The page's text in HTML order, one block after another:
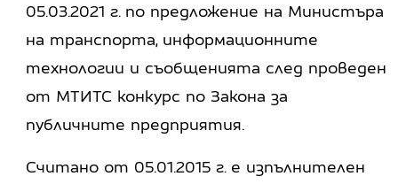
05.03.2021 г. по предложение на Министъра
на транспорта, информационните
технологии и съобщенията след проведен
от МТИТС конкурс по Закона за
публичните предприятия.
Считано от 05.01.2015 г. е изпълнителен